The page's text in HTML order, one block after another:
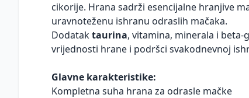
cikorije. Hrana sadrži esencijalne hranjive
uravnoteženu ishranu odraslih mačaka.
Dodataktaurina, vitamina, minerala i
vrijednosti hrane i podršci svakodnevnoj
Glavne karakteristike:
Kompletna suha hrana za odrasle mačke